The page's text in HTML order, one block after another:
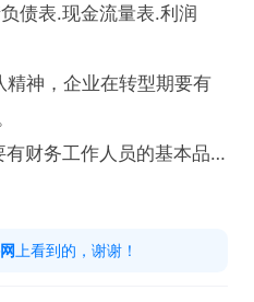
债表.现金流量表.利润
神，企业在转型期要有
财务工作人员的基本品
上看到的，谢谢！